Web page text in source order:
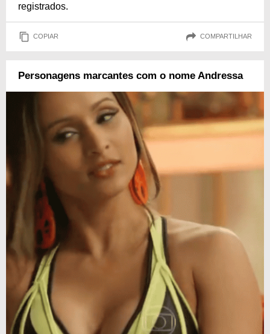
registrados.
COPIAR COMPARTILHAR
Personagens marcantes com o nome Andressa